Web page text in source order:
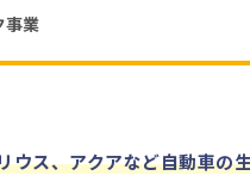
事業
ウス、アクアなど自動車の